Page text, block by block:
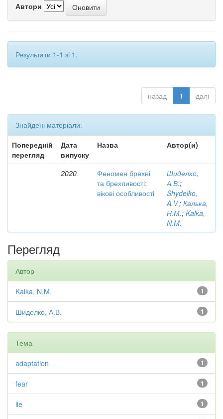
Автори
Результати 1-1 зі 1.
назад 1 далі
Знайдені матеріали:
Попередній
перегляд
Дата
випуску
Назва Автор(и)
2020
Феномен брехні
та брехливості:
вікові особливості
Шиделко,
А.В.;
Shydelko,
A.V.; Калька,
Н.М.; Kalka,
N.M.
Перегляд
Автор
1
Kalka, N.M.
1
Шиделко, А.В.
Тема
1
adaptation
1
fear
1
lie